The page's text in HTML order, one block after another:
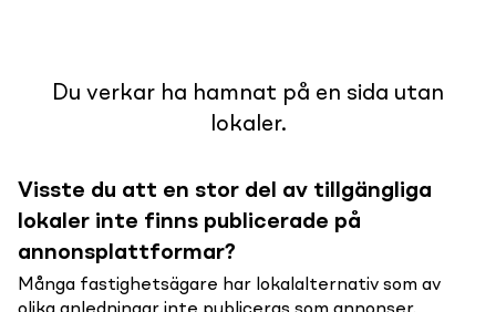
Du verkar ha hamnat på en sida utan
lokaler.
Visste du att en stor del av tillgängliga
lokaler inte finns publicerade på
annonsplattformar?
Många fastighetsägare har lokalalternativ som av